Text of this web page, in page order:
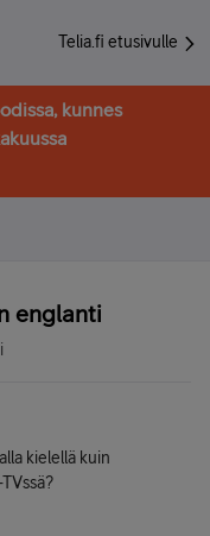
Telia.fi etusivulle
kunnes
englanti
kielellä kuin